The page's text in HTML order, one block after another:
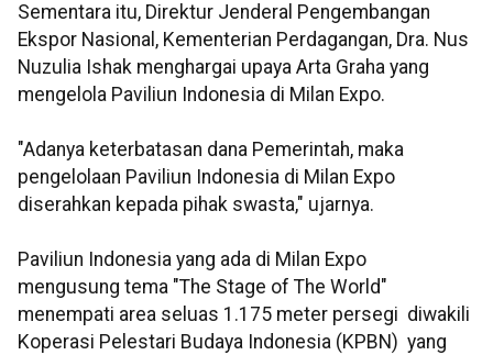
Sementara itu, Direktur Jenderal Pengembangan
Ekspor Nasional, Kementerian Perdagangan, Dra. Nus
Nuzulia Ishak menghargai upaya Arta Graha yang
mengelola Paviliun Indonesia di Milan Expo.
"Adanya keterbatasan dana Pemerintah, maka
pengelolaan Paviliun Indonesia di Milan Expo
diserahkan kepada pihak swasta," ujarnya.
Paviliun Indonesia yang ada di Milan Expo
mengusung tema "The Stage of The World"
menempati area seluas 1.175 meter persegi diwakili
Koperasi Pelestari Budaya Indonesia (KPBN) yang